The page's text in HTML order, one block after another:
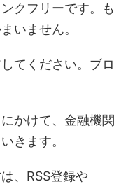
クフリーです。も
いません。
てください。ブロ
かけて、金融機関
きます。
、RSS登録や